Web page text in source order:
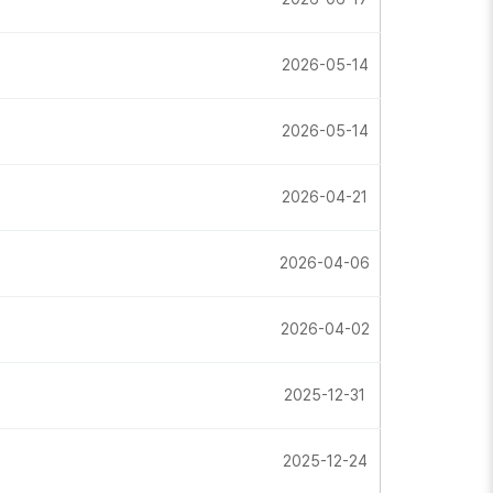
2026-05-14
2026-05-14
2026-04-21
2026-04-06
2026-04-02
2025-12-31
2025-12-24